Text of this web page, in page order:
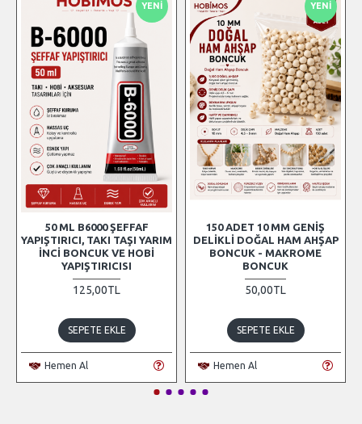
YENI
50 ML B6000 ŞEFFAF
YAPIŞTIRICI, TAKI TAŞI YARIM
İNCI BONCUK VE HOBI
YAPIŞTIRICISI
125,00TL
SEPETE EKLE
Hemen Al
YENI
150 ADET 10 MM GENIŞ
DELIKLI DOĞAL HAM AHŞAP
BONCUK - MAKROME
BONCUK
50,00TL
SEPETE EKLE
Hemen Al